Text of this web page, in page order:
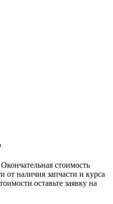
стоимость
от наличия запчасти и курса
оставьте заявку на